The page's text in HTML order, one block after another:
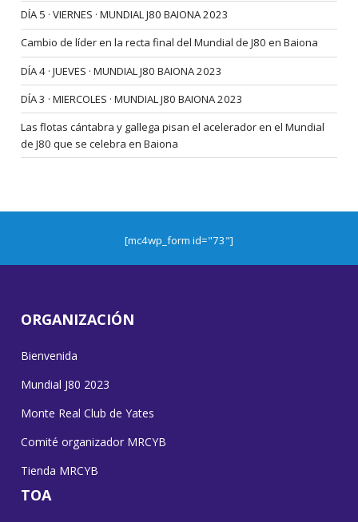
DÍA 5 · VIERNES · MUNDIAL J80 BAIONA 2023
Cambio de líder en la recta final del Mundial de J80 en Baiona
DÍA 4 · JUEVES · MUNDIAL J80 BAIONA 2023
DÍA 3 · MIERCOLES · MUNDIAL J80 BAIONA 2023
Las flotas cántabra y gallega pisan el acelerador en el Mundial
de J80 que se celebra en Baiona
[mc4wp_form id="73"]
ORGANIZACIÓN
Bienvenida
Mundial J80 2023
Monte Real Club de Yates
Comité organizador MRCYB
Tienda MRCYB
TOA